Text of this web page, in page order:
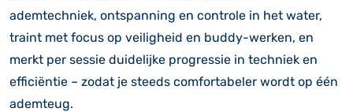
ademtechniek, ontspanning en controle in het water,
traint met focus op veiligheid en buddy-werken, en
merkt per sessie duidelijke progressie in techniek en
efficiëntie – zodat je steeds comfortabeler wordt op één
ademteug.